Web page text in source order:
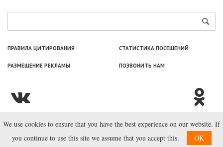
ПРАВИЛА ЦИТИРОВАНИЯ СТАТИСТИКА ПОСЕЩЕНИЙ
РАЗМЕЩЕНИЕ РЕКЛАМЫ ПОЗВОНИТЬ НАМ
© ООО «Лаборатория Новоcтей», 2003—2026.
We use cookies to ensure that you have the best experience on our website. If
you continue to use this site we assume that you accept this.
OK